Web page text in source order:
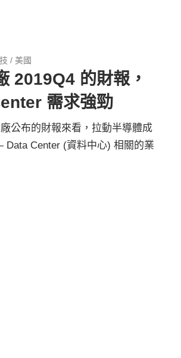
/美國
2019Q4 的財報，
需求強勁
公布的財報來看，拉動半導體成
Center (資料中心) 相關的業